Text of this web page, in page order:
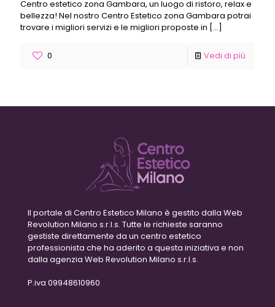
Centro estetico zona Gambara, un luogo di ristoro, relax e
bellezza! Nel nostro Centro Estetico zona Gambara potrai
trovare i migliori servizi e le migliori proposte in […]
0 Vedi di più
Il portale di Centro Estetico Milano è gestito dalla Web
Revolution Milano s.r.l.s. Tutte le richieste saranno
gestiste direttamente da un centro estetico
professionista che ha aderito a questa iniziativa e non
dalla agenzia Web Revolution Milano s.r.l.s.
P.iva 09948610960